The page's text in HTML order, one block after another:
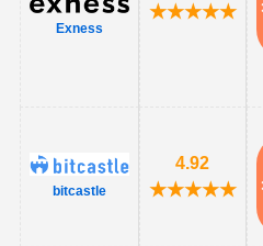
Exness
★★★★★
bitcastle
4.92
★★★★★